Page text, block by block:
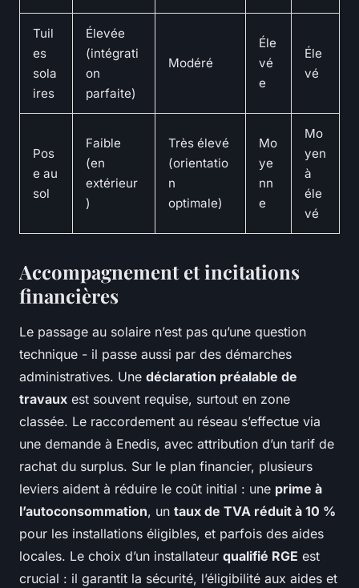
Tuil
es
sola
ires
Élevée
(intégrati
on
parfaite)
Modéré
Éle
vé
e
Éle
vé
Pos
e au
sol
Faible
(en
extérieur
)
Très élevé
(orientatio
n
optimale)
Mo
ye
nn
e
Mo
yen
à
éle
vé
Accompagnement et incitations
financières
Le passage au solaire n’est pas qu’une question
technique - il passe aussi par des démarches
administratives. Une déclaration préalable de
travaux est souvent requise, surtout en zone
classée. Le raccordement au réseau s’effectue via
une demande à Enedis, avec attribution d’un tarif de
rachat du surplus. Sur le plan financier, plusieurs
leviers aident à réduire le coût initial : une prime à
l’autoconsommation, un taux de TVA réduit à 10 %
pour les installations éligibles, et parfois des aides
locales. Le choix d’un installateur qualifié RGE est
crucial : il garantit la sécurité, l’éligibilité aux aides et